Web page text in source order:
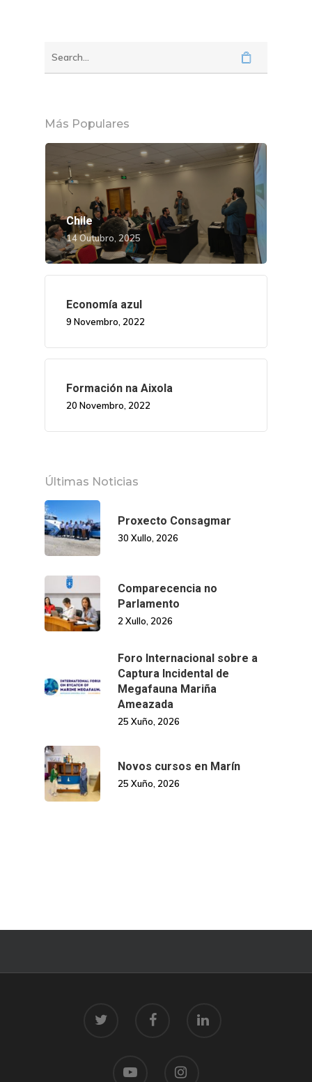
Más Populares
Chile
14 Outubro, 2025
Economía azul
9 Novembro, 2022
Formación na Aixola
20 Novembro, 2022
Últimas Noticias
Proxecto Consagmar
30 Xullo, 2026
Comparecencia no
Parlamento
2 Xullo, 2026
Foro Internacional sobre a
Captura Incidental de
Megafauna Mariña
Ameazada
25 Xuño, 2026
Novos cursos en Marín
25 Xuño, 2026